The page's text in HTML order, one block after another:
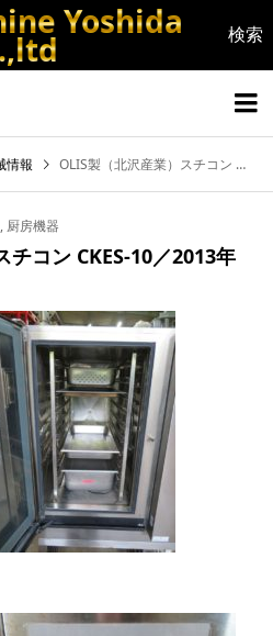
Yoshida


情報 OLIS製（北沢産業）スチコン CKES-10／2013年製
, 厨房機器
チコン CKES-10／2013年